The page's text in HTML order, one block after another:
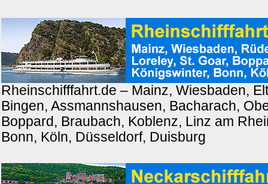
Rheinschifffahrt.de – Mainz, Wiesbaden,
Bingen, Assmannshausen, Bacharach,
Boppard, Braubach, Koblenz, Linz am
Bonn, Köln, Düsseldorf, Duisburg